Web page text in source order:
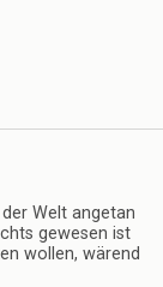
Welt angetan
gewesen ist
wollen, wärend